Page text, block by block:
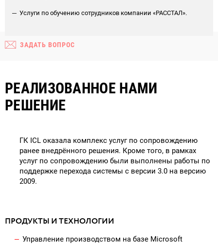
Услуги по обучению сотрудников компании «РАССТАЛ».
ЗАДАТЬ ВОПРОС
РЕАЛИЗОВАННОЕ НАМИ
РЕШЕНИЕ
ГК ICL оказала комплекс услуг по сопровождению
ранее внедрённого решения. Кроме того, в рамках
услуг по сопровождению были выполнены работы по
поддержке перехода системы с версии 3.0 на версию
2009.
ПРОДУКТЫ И ТЕХНОЛОГИИ
Управление производством на базе Microsoft